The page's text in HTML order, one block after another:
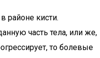
районе кисти.
часть тела, или же,
то болевые